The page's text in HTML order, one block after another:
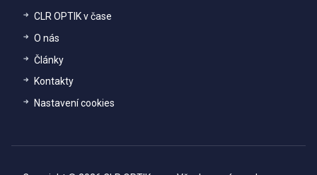
CLR OPTIK v čase
O nás
Články
Kontakty
Nastavení cookies